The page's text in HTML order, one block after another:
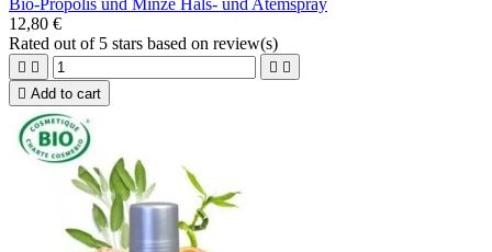
12,80 €
Rated out of 5 stars based on review(s)
   
 Add to cart